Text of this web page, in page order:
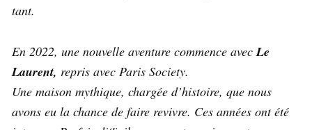
tant.
En 2022, une nouvelle aventure commence avecLe
Laurent, repris avec Paris Society.
Une maison mythique, chargée d’histoire, que nous
avons eu la chance de faire revivre. Ces années ont été